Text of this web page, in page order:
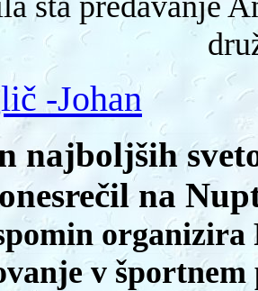
-Johan
najboljših
na
organizira
v športnem